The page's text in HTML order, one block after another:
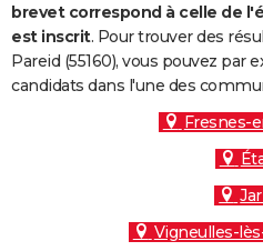
S'inscrire
Se connecter
Lycées
Collèges
Primaires
Universités
Entreprises
Service militaire
Avis de recherche
AVIS DE DÉCÈS
FORUM
brevet correspond à celle de
est inscrit. Pour trouver des
Pareid (55160), vous pouvez par
candidats dans l'une des
Fresnes-
Vigneulles-